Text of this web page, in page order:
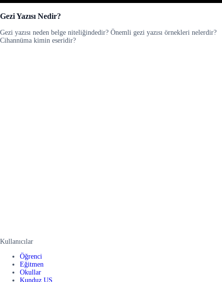
Gezi Yazısı Nedir?
Gezi yazısı neden belge niteliğindedir? Önemli gezi yazısı örnekleri nelerdir?
Cihannüma kimin eseridir?
Kullanıcılar
Öğrenci
Eğitmen
Okullar
Kunduz US